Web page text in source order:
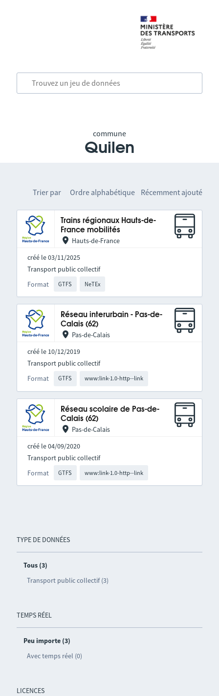
commune
Quilen
TYPE DE DONNÉES
Tous (3)
Transport public collectif (3)
TEMPS RÉEL
Peu importe (3)
Avec temps réel (0)
LICENCES
Trier par Ordre alphabétique Récemment ajouté
Trains régionaux Hauts-de-
France mobilités
Hauts-de-France
créé le 03/11/2025
Format GTFS NeTEx
Transport public collectif
Réseau interurbain - Pas-de-
Calais (62)
Pas-de-Calais
créé le 10/12/2019
Format GTFS www:link-1.0-http--link
Transport public collectif
Réseau scolaire de Pas-de-
Calais (62)
Pas-de-Calais
créé le 04/09/2020
Format GTFS www:link-1.0-http--link
Transport public collectif